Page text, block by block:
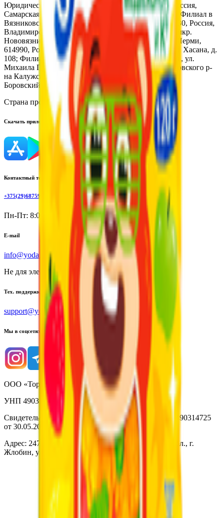
Юридический адрес: Филиал в г. Самаре, 443091, Россия,
Самарская обл., г. Самара, проспект Кирова, д. 257; Филиал в
Вязниковском районе Владимирской области, 601430, Россия,
Владимирская обл., Вязниковский р-н, г. Вязники, мкр.
Нововязники, ул. Промышленная, д.1; Филиал в г. Перми,
614990, Россия, Пермский край, г. Пермь. ул. Героев Хасана, д.
108; Филиал в г. Вологде: 160010, Россия, г. Вологда, ул.
Михаила Поповича, д.4а; Филиал в с. Ворсино Боровского р-
на Калужской обл., 249020, Россия, Калужская обл.,
Боровский р-н, с. Ворсино, ул. Лыскина, вл.1
Страна производства:Россия
Скачать приложение
Контактный телефон
+375(29)6875999
Пн-Пт: 8:00 - 17:00
E-mail
info@yoda.by
Не для электронных обращений
Тех. поддержка
support@yoda.by
Мы в соцсетях
ООО «Торговая сеть «Продмир»
УНП 490314725
Свидетельство о государственной регистрации № 490314725
от 30.05.2003г выдано Гомельским облисполкомом
Адрес: 247210, Республика Беларусь, Гомельская обл., г.
Жлобин, ул. Козлова 2-А